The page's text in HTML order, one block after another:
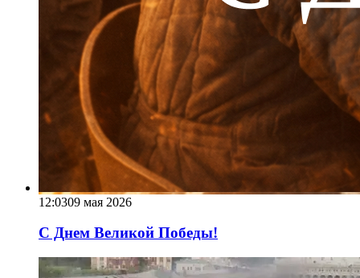
12:0309 мая 2026
С Днем Великой Победы!